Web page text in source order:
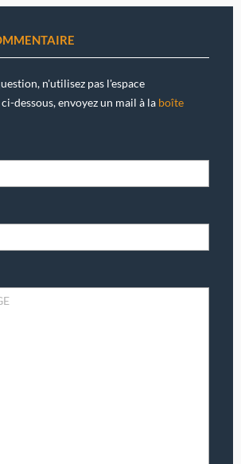
n'utilisez pas l'espace
dessous, envoyez un mail à la boîte